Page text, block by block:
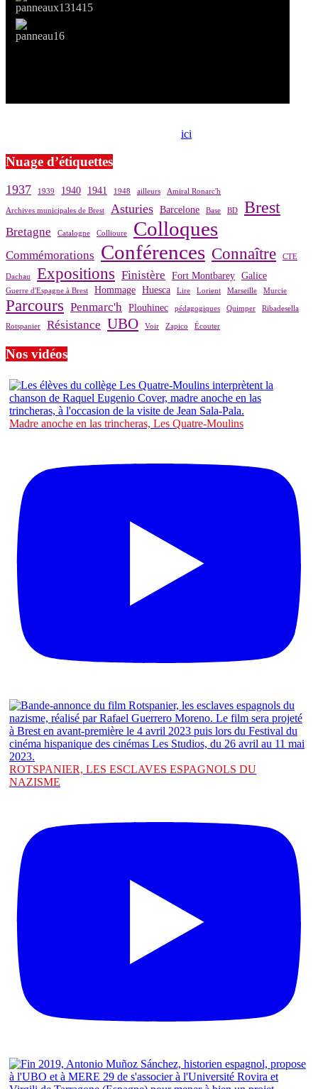
ici
Nuage d’étiquettes
1937 1939 1940 1941 1948 ailleurs Amiral Ronarc'h
Archives municipales de Brest Asturies Barcelone Base BD Brest
Bretagne Catalogne Collioure Colloques
Commémorations Conférences Connaître CTE
Dachau Expositions Finistère Fort Montbarey Galice
Guerre d'Espagne à Brest Hommage Huesca Lire Lorient Marseille Murcie
Parcours Penmarc'h Plouhinec pédagogiques Quimper Ribadesella
Rotspanier Résistance UBO Voir Zapico Écouter
Nos vidéos
Madre anoche en las trincheras, Les Quatre-Moulins
ROTSPANIER, LES ESCLAVES ESPAGNOLS DU
NAZISME